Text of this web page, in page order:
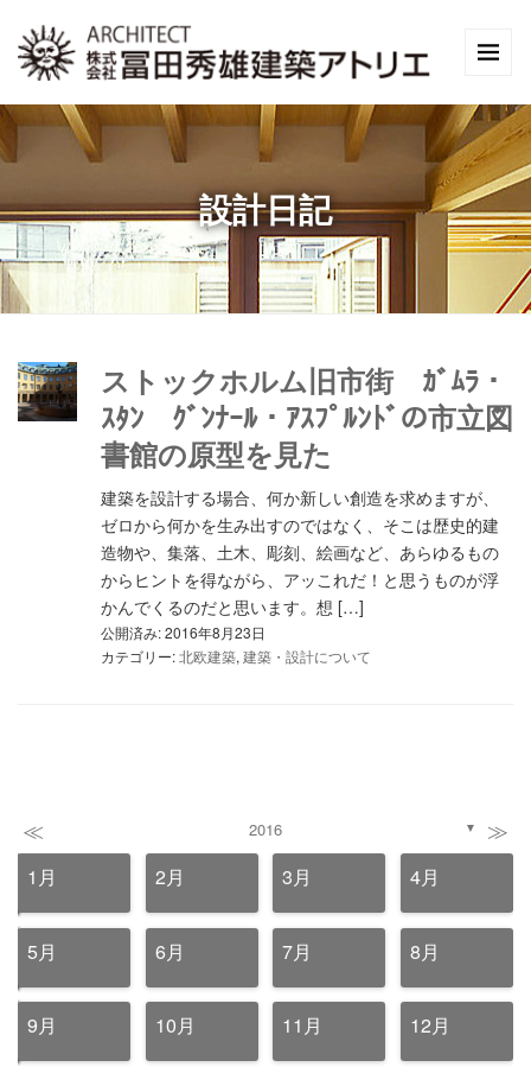
設計日記
ストックホルム旧市街 ｶﾞﾑﾗ・
ｽﾀﾝ ｸﾞﾝﾅｰﾙ・ｱｽﾌﾟﾙﾝﾄﾞの市立図
書館の原型を見た
建築を設計する場合、何か新しい創造を求めますが、
ゼロから何かを生み出すのではなく、そこは歴史的建
造物や、集落、土木、彫刻、絵画など、あらゆるもの
からヒントを得ながら、アッこれだ！と思うものが浮
かんでくるのだと思います。想 […]
公開済み: 2016年8月23日
カテゴリー:北欧建築, 建築・設計について
≪ 2016 ▼ ≫
1月 2月 3月 4月
5月 6月 7月 8月
9月 10月 11月 12月